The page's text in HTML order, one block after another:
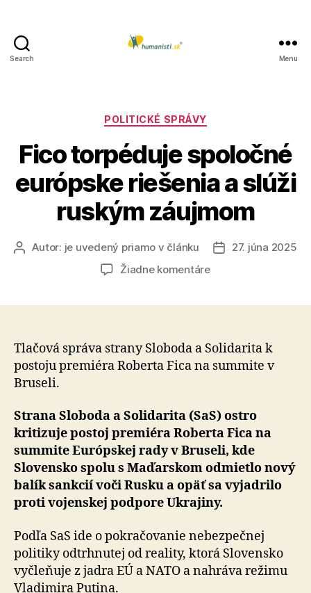
Search Menu
Kategórie
POLITICKÉ SPRÁVY
Fico torpéduje spoločné
európske riešenia a slúži
ruským záujmom
AutorAutor: je uvedený priamo v článku
Dátum
27. júna 2025
Žiadne komentárena
riešenia
a
Tlačová správa strany Sloboda a Solidarita k
postoju premiéra Roberta Fica na summite v
Bruseli.
Strana Sloboda a Solidarita (SaS) ostro
kritizuje postoj premiéra Roberta Fica na
summite Európskej rady v Bruseli, kde
Slovensko spolu s Maďarskom odmietlo nový
balík sankcií voči Rusku a opäť sa vyjadrilo
proti vojenskej podpore Ukrajiny.
Podľa SaS ide o pokračovanie nebezpečnej
politiky odtrhnutej od reality, ktorá Slovensko
vyčleňuje z jadra EÚ a NATO a nahráva režimu
Vladimira Putina.